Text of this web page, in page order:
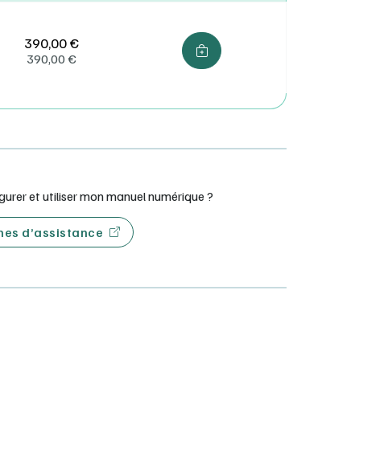
390,00 €
390,00 €
et utiliser mon manuel numérique ?
d’assistance